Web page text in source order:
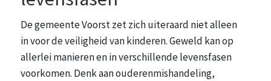
De gemeente Voorst zet zich uiteraard niet alleen
in voor de veiligheid van kinderen. Geweld kan op
allerlei manieren en in verschillende levensfasen
voorkomen. Denk aan ouderenmishandeling,